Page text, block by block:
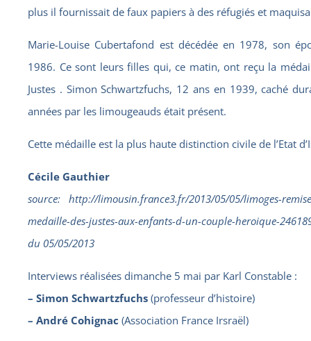
plus il fournissait de faux papiers à des réfugiés et
Marie-Louise Cubertafond est décédée en 1978, son
1986. Ce sont leurs filles qui, ce matin, ont reçu la
Justes . Simon Schwartzfuchs, 12 ans en 1939, caché
années par les limougeauds était présent.
Cette médaille est la plus haute distinction civile de l’Etat
Cécile Gauthier
source: http://limousin.france3.fr/2013/05/05/limoges-
medaille-des-justes-aux-enfants-d-un-couple-heroique-
du 05/05/2013
Interviews réalisées dimanche 5 mai par Karl Constable :
– Simon Schwartzfuchs (professeur d’histoire)
– André Cohignac (Association France Irsraël)